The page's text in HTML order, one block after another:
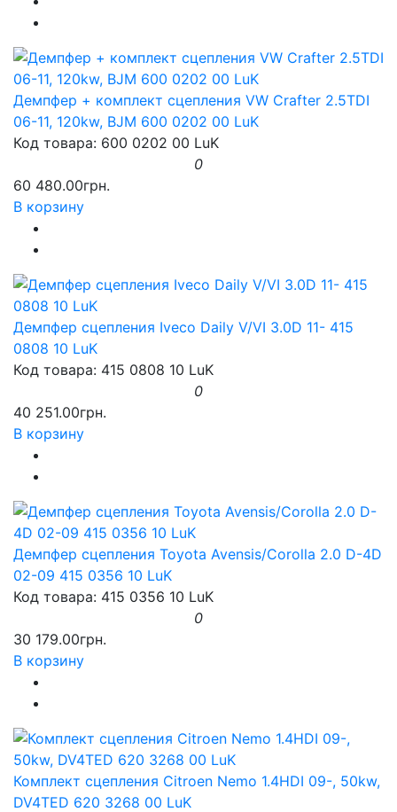
Демпфер + комплект сцепления VW Crafter 2.5TDI
06-11, 120kw, BJM 600 0202 00 LuK
Код товара: 600 0202 00 LuK
0
60 480.00грн.
В корзину
Демпфер сцепления Iveco Daily V/VI 3.0D 11- 415
0808 10 LuK
Код товара: 415 0808 10 LuK
0
40 251.00грн.
В корзину
Демпфер сцепления Toyota Avensis/Corolla 2.0 D-4D
02-09 415 0356 10 LuK
Код товара: 415 0356 10 LuK
0
30 179.00грн.
В корзину
Комплект сцепления Citroen Nemo 1.4HDI 09-, 50kw,
DV4TED 620 3268 00 LuK